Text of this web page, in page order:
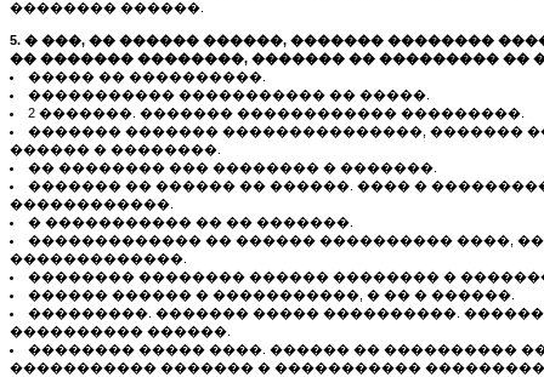
�������� ������.
5. � ���, �� ������ ������, ������� ��������
�� ������� ��������, ������� �� ��������� ��
����� �� ����������.
����������� ����������� �� �����.
2 �������. ������� ������������ ���������.
������� ������� ���������������, �������
������ � ��������.
�� �������� ��� �������� � �������.
������� �� ������ �� ������. ���� �
������������.
� ����������� �� �� �������.
������������� �� ������ ���������� ����,
�������������.
�������� �������� ������ �������� �
������ ������ � �����������, � �� � ������.
���������. ������� ����� ����������.
���������� ������.
�������� ����� ����. ������ �� ����������
����������� ������� � ����������� ���������.